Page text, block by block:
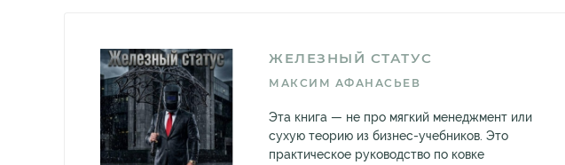
ЖЕЛЕЗНЫЙ СТАТУС
МАКСИМ АФАНАСЬЕВ
Эта книга — не про мягкий менеджмент или
сухую теорию из бизнес-учебников. Это
практическое руководство по ковке